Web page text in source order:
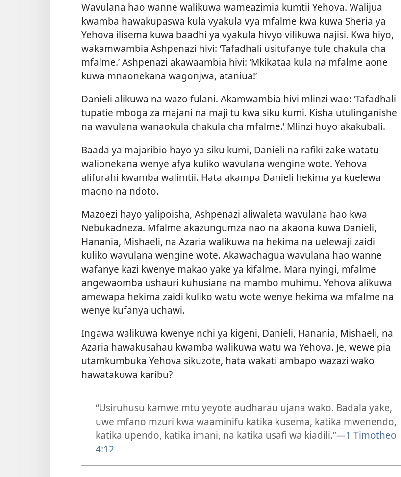
Wavulana hao wanne walikuwa wameazimia kumtii Yehova. Walijua
kwamba hawakupaswa kula vyakula vya mfalme kwa kuwa Sheria ya
Yehova ilisema kuwa baadhi ya vyakula hivyo vilikuwa najisi. Kwa hiyo,
wakamwambia Ashpenazi hivi: ‘Tafadhali usitufanye tule chakula cha
mfalme.’ Ashpenazi akawaambia hivi: ‘Mkikataa kula na mfalme aone
kuwa mnaonekana wagonjwa, ataniua!’
Danieli alikuwa na wazo fulani. Akamwambia hivi mlinzi wao: ‘Tafadhali
tupatie mboga za majani na maji tu kwa siku kumi. Kisha utulinganishe
na wavulana wanaokula chakula cha mfalme.’ Mlinzi huyo akakubali.
Baada ya majaribio hayo ya siku kumi, Danieli na rafiki zake watatu
walionekana wenye afya kuliko wavulana wengine wote. Yehova
alifurahi kwamba walimtii. Hata akampa Danieli hekima ya kuelewa
maono na ndoto.
Mazoezi hayo yalipoisha, Ashpenazi aliwaleta wavulana hao kwa
Nebukadneza. Mfalme akazungumza nao na akaona kuwa Danieli,
Hanania, Mishaeli, na Azaria walikuwa na hekima na uelewaji zaidi
kuliko wavulana wengine wote. Akawachagua wavulana hao wanne
wafanye kazi kwenye makao yake ya kifalme. Mara nyingi, mfalme
angewaomba ushauri kuhusiana na mambo muhimu. Yehova alikuwa
amewapa hekima zaidi kuliko watu wote wenye hekima wa mfalme na
wenye kufanya uchawi.
Ingawa walikuwa kwenye nchi ya kigeni, Danieli, Hanania, Mishaeli, na
Azaria hawakusahau kwamba walikuwa watu wa Yehova. Je, wewe pia
utamkumbuka Yehova sikuzote, hata wakati ambapo wazazi wako
hawatakuwa karibu?
“Usiruhusu kamwe mtu yeyote audharau ujana wako. Badala yake,
uwe mfano mzuri kwa waaminifu katika kusema, katika mwenendo,
katika upendo, katika imani, na katika usafi wa kiadili.”​—1 Timotheo
4:12